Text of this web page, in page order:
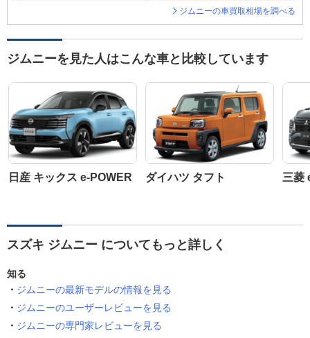
ジムニーの車買取相場を調べる
ジムニーを見た人はこんな車と比較しています
日産 キックス e-POWER ダイハツ タフト 三菱
スズキ ジムニー についてもっと詳しく
知る
ジムニーの最新モデルの情報を見る
ジムニーのユーザーレビューを見る
ジムニーの専門家レビューを見る